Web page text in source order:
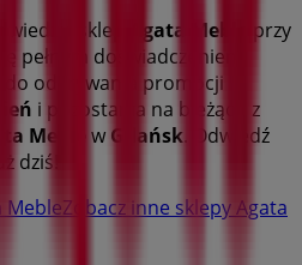
sklep
Agata Meble
przy
pełnym doświadczeniem
do odkrywania promocji
i pozostania na bieżąco z
Meble w Gdańsk . Odwiedź
dziś!
MebleZobacz inne sklepy Agata